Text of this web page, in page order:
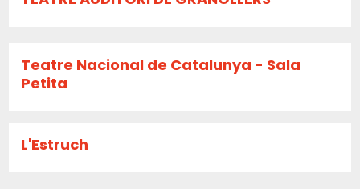
Teatre Nacional de Catalunya - Sala
Petita
L'Estruch